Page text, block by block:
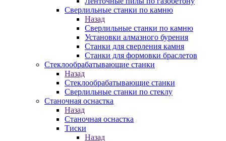
Сверлильные станки по камню
Назад
Сверлильные станки по камню
Установки алмазного бурения
Станки для сверления камня
Станки для формовки браслетов
Стеклообрабатывающие станки
Назад
Стеклообрабатывающие станки
Сверлильные станки по стеклу
Станочная оснастка
Назад
Станочная оснастка
Тиски
Назад